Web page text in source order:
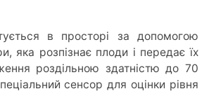
в просторі за допомогою
яка розпізнає плоди і передає їх
роздільною здатністю до 70
сенсор для оцінки рівня